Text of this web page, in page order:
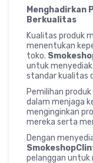
Menghadirkan
Berkualitas
Kualitas produk
menentukan
toko.
untuk
standar kualitas
Pemilihan
dalam menjaga
menginginkan
mereka serta
Dengan
pelanggan untuk